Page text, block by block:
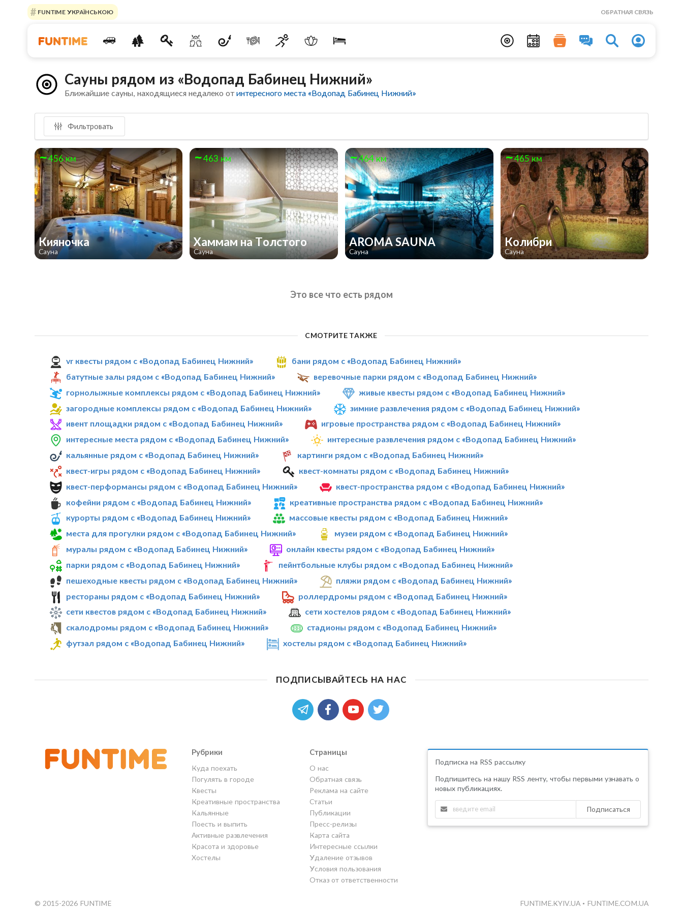
FUNTIME УКРАЇНСЬКОЮ ОБРАТНАЯ СВЯЗЬ
Сауны рядом из «Водопад Бабинец Нижний»
Ближайшие сауны, находящиеся недалеко отинтересного места «Водопад Бабинец Нижний»
Фильтровать
456 км
Кияночка
Сауна
463 км
Хаммам на Толстого
Сауна
464 км
AROMA SAUNA
Сауна
465 км
Колибри
Сауна
Это все что есть рядом
СМОТРИТЕ ТАКЖЕ
vr квесты рядом с «Водопад Бабинец Нижний»
бани рядом с «Водопад Бабинец Нижний»
батутные залы рядом с «Водопад Бабинец Нижний»
веревочные парки рядом с «Водопад Бабинец Нижний»
горнолыжные комплексы рядом с «Водопад Бабинец Нижний»
живые квесты рядом с «Водопад Бабинец Нижний»
загородные комплексы рядом с «Водопад Бабинец Нижний»
зимние развлечения рядом с «Водопад Бабинец Нижний»
ивент площадки рядом с «Водопад Бабинец Нижний»
игровые пространства рядом с «Водопад Бабинец Нижний»
интересные места рядом с «Водопад Бабинец Нижний»
интересные развлечения рядом с «Водопад Бабинец Нижний»
кальянные рядом с «Водопад Бабинец Нижний»
картинги рядом с «Водопад Бабинец Нижний»
квест-игры рядом с «Водопад Бабинец Нижний»
квест-комнаты рядом с «Водопад Бабинец Нижний»
квест-перформансы рядом с «Водопад Бабинец Нижний»
квест-пространства рядом с «Водопад Бабинец Нижний»
кофейни рядом с «Водопад Бабинец Нижний»
креативные пространства рядом с «Водопад Бабинец Нижний»
курорты рядом с «Водопад Бабинец Нижний»
массовые квесты рядом с «Водопад Бабинец Нижний»
места для прогулки рядом с «Водопад Бабинец Нижний»
музеи рядом с «Водопад Бабинец Нижний»
муралы рядом с «Водопад Бабинец Нижний»
онлайн квесты рядом с «Водопад Бабинец Нижний»
парки рядом с «Водопад Бабинец Нижний»
пейнтбольные клубы рядом с «Водопад Бабинец Нижний»
пешеходные квесты рядом с «Водопад Бабинец Нижний»
пляжи рядом с «Водопад Бабинец Нижний»
рестораны рядом с «Водопад Бабинец Нижний»
роллердромы рядом с «Водопад Бабинец Нижний»
сети квестов рядом с «Водопад Бабинец Нижний»
сети хостелов рядом с «Водопад Бабинец Нижний»
скалодромы рядом с «Водопад Бабинец Нижний»
стадионы рядом с «Водопад Бабинец Нижний»
футзал рядом с «Водопад Бабинец Нижний»
хостелы рядом с «Водопад Бабинец Нижний»
ПОДПИСЫВАЙТЕСЬ НА НАС
Рубрики
Куда поехать
Погулять в городе
Квесты
Креативные пространства
Кальянные
Поесть и выпить
Активные развлечения
Красота и здоровье
Хостелы
Страницы
О нас
Обратная связь
Реклама на сайте
Статьи
Публикации
Пресс-релизы
Карта сайта
Интересные ссылки
Удаление отзывов
Условия пользования
Отказ от ответственности
Подписка на RSS рассылку
Подпишитесь на нашу RSS ленту, чтобы первыми узнавать о
новых публикациях.
Подписаться
© 2015-2026 FUNTIME FUNTIME.KYIV.UA • FUNTIME.COM.UA